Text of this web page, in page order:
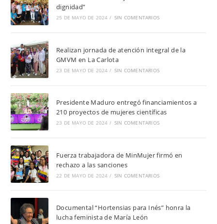
dignidad”
25 DE MAYO DE 2024 / SIN COMENTARIOS
Realizan jornada de atención integral de la
GMVM en La Carlota
23 DE MAYO DE 2024 / SIN COMENTARIOS
Presidente Maduro entregó financiamientos a
210 proyectos de mujeres científicas
23 DE MAYO DE 2024 / SIN COMENTARIOS
Fuerza trabajadora de MinMujer firmó en
rechazo a las sanciones
22 DE MAYO DE 2024 / SIN COMENTARIOS
Documental “Hortensias para Inés” honra la
lucha feminista de María León